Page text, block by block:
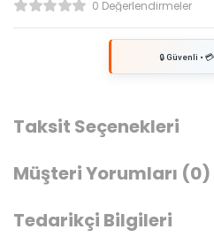
0 Değerlendirmeler
Taksit Seçenekleri
Müşteri Yorumları (0)
Tedarikçi Bilgileri